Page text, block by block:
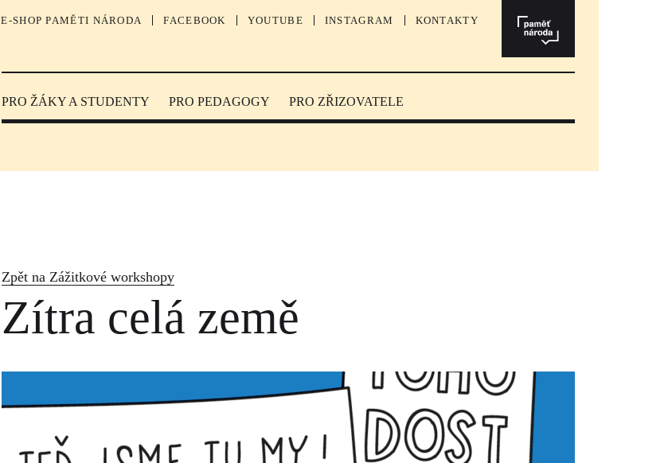
PRO ŽÁKY A STUDENTY PRO PEDAGOGY PRO ZŘIZOVATELE
E-SHOP PAMĚTI NÁRODA FACEBOOK YOUTUBE INSTAGRAM KONTAKTY
Zpět na Zážitkové workshopy
Zítra celá země